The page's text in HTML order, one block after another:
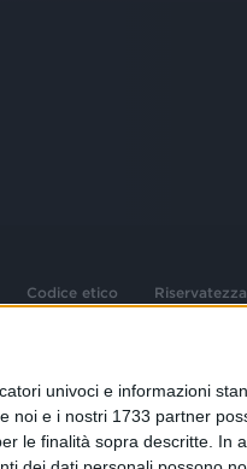
univoci e informazioni
noi e i nostri 1733 partner
le finalità sopra descritte. In
Codice etico Riservatezza
Cologno Monzese (Mi) |Tel. +39